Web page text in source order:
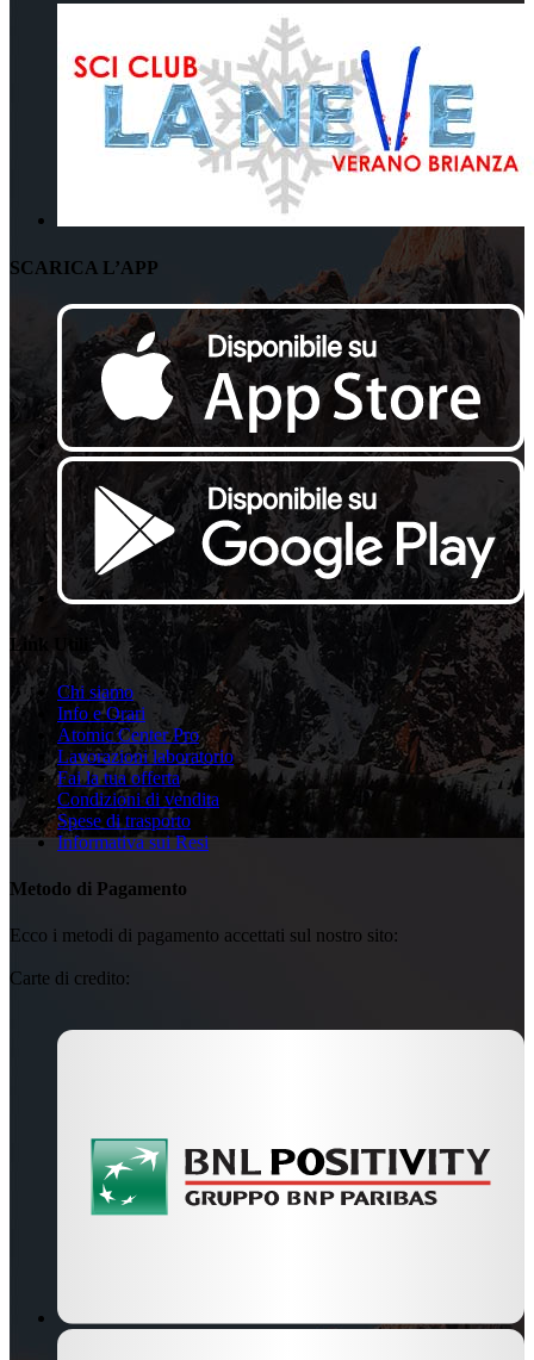
SCARICA L’APP
Link Utili
Chi siamo
Info e Orari
Atomic Center Pro
Lavorazioni laboratorio
Fai la tua offerta
Condizioni di vendita
Spese di trasporto
Informativa sui Resi
Metodo di Pagamento
Ecco i metodi di pagamento accettati sul nostro sito:
Carte di credito: